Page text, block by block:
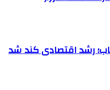
رشد اقتصادی کند شد